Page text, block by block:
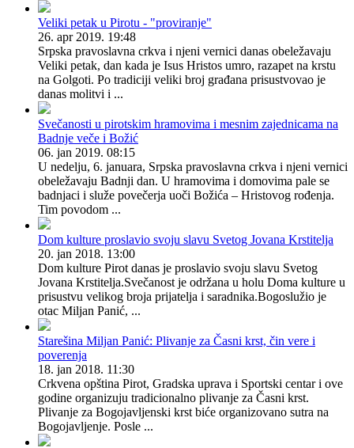
Veliki petak u Pirotu - "proviranje"
26. apr 2019. 19:48
Srpska pravoslavna crkva i njeni vernici danas obeležavaju
Veliki petak, dan kada je Isus Hristos umro, razapet na krstu
na Golgoti. Po tradiciji veliki broj građana prisustvovao je
danas molitvi i ...
Svečanosti u pirotskim hramovima i mesnim zajednicama na
Badnje veče i Božić
06. jan 2019. 08:15
U nedelju, 6. januara, Srpska pravoslavna crkva i njeni vernici
obeležavaju Badnji dan. U hramovima i domovima pale se
badnjaci i služe povečerja uoči Božića – Hristovog rođenja.
Tim povodom ...
Dom kulture proslavio svoju slavu Svetog Jovana Krstitelja
20. jan 2018. 13:00
Dom kulture Pirot danas je proslavio svoju slavu Svetog
Jovana Krstitelja.Svečanost je održana u holu Doma kulture u
prisustvu velikog broja prijatelja i saradnika.Bogoslužio je
otac Miljan Panić, ...
Starešina Miljan Panić: Plivanje za Časni krst, čin vere i
poverenja
18. jan 2018. 11:30
Crkvena opština Pirot, Gradska uprava i Sportski centar i ove
godine organizuju tradicionalno plivanje za Časni krst.
Plivanje za Bogojavljenski krst biće organizovano sutra na
Bogojavljenje. Posle ...